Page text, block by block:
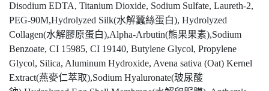
Disodium EDTA, Titanium Dioxide, Sodium Sulfate, Laureth-2,
PEG-90M,Hydrolyzed Silk(水解蠶絲蛋白), Hydrolyzed
Collagen(水解膠原蛋白),Alpha-Arbutin(熊果果素),Sodium
Benzoate, CI 15985, CI 19140, Butylene Glycol, Propylene
Glycol, Silica, Aluminum Hydroxide, Avena sativa (Oat) Kernel
Extract(燕麥仁萃取),Sodium Hyaluronate(玻尿酸